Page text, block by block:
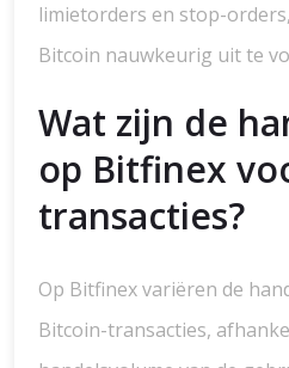
limietorders en stop-
Bitcoin nauwkeurig uit te
Wat zijn de
op Bitfinex
transacties?
Op Bitfinex variëren de
Bitcoin-transacties,